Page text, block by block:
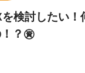
検討したい！
？㊮